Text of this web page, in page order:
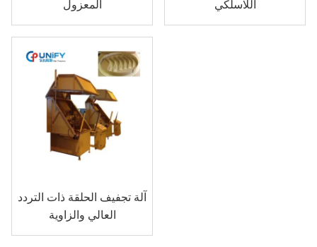
المعزول
اللاسلكي
آلة تجفيف الحلقة ذات التردد
العالي والزاوية